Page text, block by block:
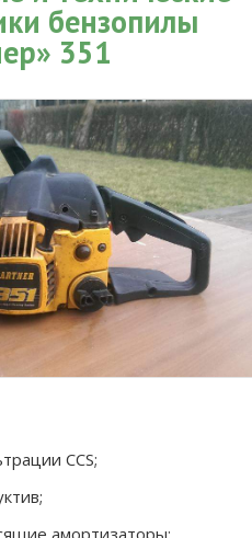
бензопилы
351
CCS;
амортизаторы;